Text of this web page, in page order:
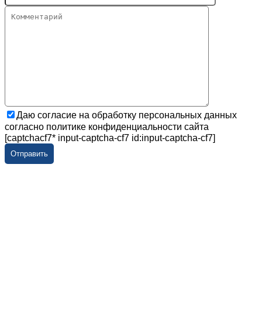
Даю согласие на обработку персональных данных
согласно политике конфиденциальности сайта
[captchacf7* input-captcha-cf7 id:input-captcha-cf7]